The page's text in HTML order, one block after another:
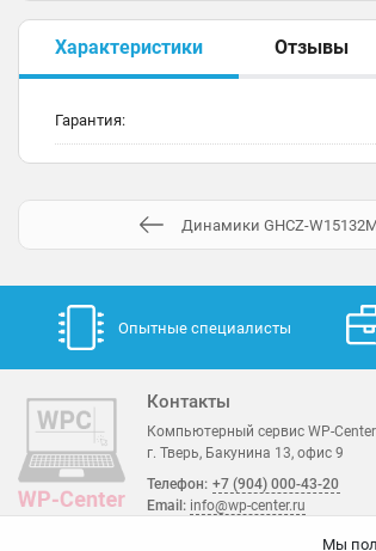
Характеристики Отзывы
Гарантия:
Динамики GHCZ-
Мы
Опытные специалисты
Контакты
Компьютерный сервис WP-Center
г. Тверь, Бакунина 13, офис 9
Телефон: +7 (904) 000-43-20
Email: info@wp-center.ru